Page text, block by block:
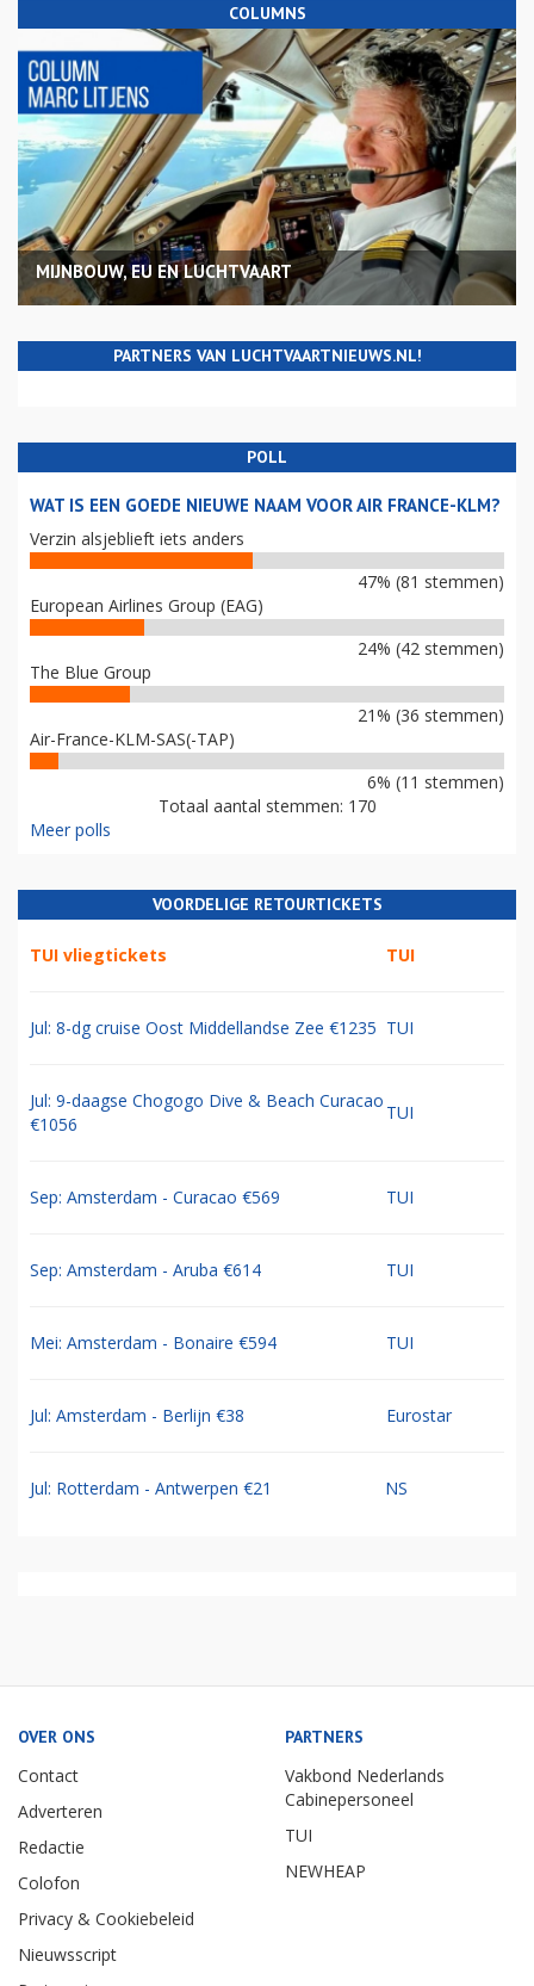
COLUMNS
MIJNBOUW, EU EN LUCHTVAART
PARTNERS VAN LUCHTVAARTNIEUWS.NL!
POLL
WAT IS EEN GOEDE NIEUWE NAAM VOOR AIR FRANCE-KLM?
Verzin alsjeblieft iets anders
47% (81 stemmen)
European Airlines Group (EAG)
24% (42 stemmen)
The Blue Group
21% (36 stemmen)
Air-France-KLM-SAS(-TAP)
6% (11 stemmen)
Totaal aantal stemmen: 170
Meer polls
VOORDELIGE RETOURTICKETS
TUI vliegtickets TUI
Jul: 8-dg cruise Oost Middellandse Zee €1235 TUI
Jul: 9-daagse Chogogo Dive & Beach Curacao
€1056
TUI
Sep: Amsterdam - Curacao €569 TUI
Sep: Amsterdam - Aruba €614 TUI
Mei: Amsterdam - Bonaire €594 TUI
Jul: Amsterdam - Berlijn €38 Eurostar
Jul: Rotterdam - Antwerpen €21 NS
OVER ONS
Contact
Adverteren
Redactie
Colofon
Privacy & Cookiebeleid
Nieuwsscript
PARTNERS
Vakbond Nederlands
Cabinepersoneel
TUI
NEWHEAP